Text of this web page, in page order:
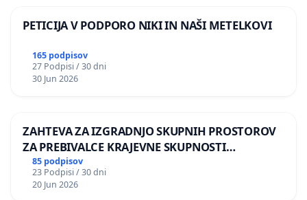
PETICIJA V PODPORO NIKI IN NAŠI METELKOVI
165 podpisov
27 Podpisi / 30 dni
30 Jun 2026
ZAHTEVA ZA IZGRADNJO SKUPNIH PROSTOROV
ZA PREBIVALCE KRAJEVNE SKUPNOSTI
PRESTRANEK
85 podpisov
23 Podpisi / 30 dni
20 Jun 2026